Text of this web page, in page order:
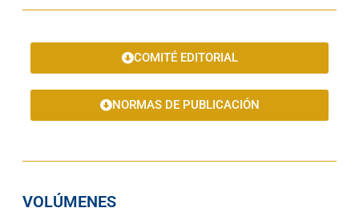
COMITÉ EDITORIAL
NORMAS DE PUBLICACIÓN
VOLÚMENES